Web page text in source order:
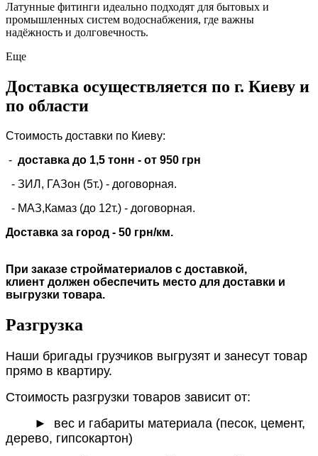
Латунные фитинги идеально подходят для бытовых и
промышленных систем водоснабжения, где важны
надёжность и долговечность.
Еще
Доставка осуществляется по г. Киеву и
по области
Стоимость доставки по Киеву:
- доставка до 1,5 тонн - от 950 грн
- ЗИЛ, ГАЗон (5т.) - договорная.
- МАЗ,Камаз (до 12т.) - договорная.
Доставка за город - 50 грн/км.
При заказе стройматериалов с доставкой,
клиент должен обеспечить место для доставки и
выгрузки товара.
Разгрузка
Наши бригады грузчиков выгрузят и занесут товар
прямо в квартиру.
Стоимость разгрузки товаров зависит от:
►
вес и габариты материала (песок, цемент,
дерево, гипсокартон)